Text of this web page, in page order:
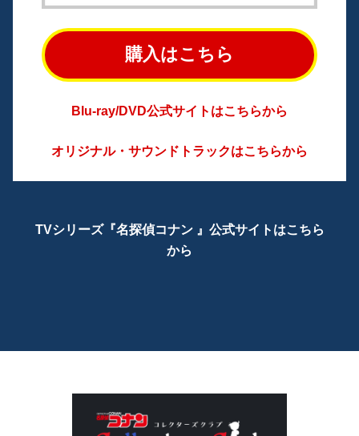
購入はこちら
Blu-ray/DVD公式サイトはこちらから
オリジナル・サウンドトラックはこちらから
TVシリーズ『名探偵コナン 』公式サイトはこちら
から